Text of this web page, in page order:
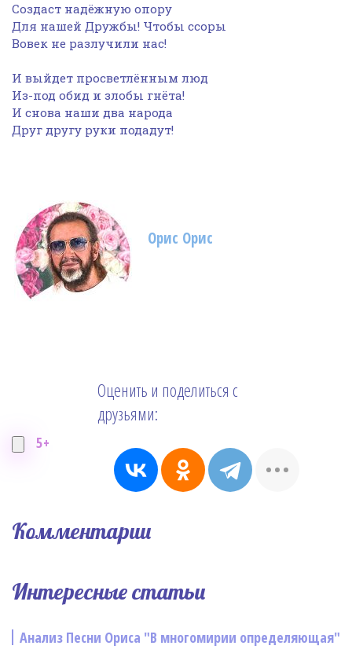
Создаст надёжную опору
Для нашей Дружбы! Чтобы ссоры
Вовек не разлучили нас!
И выйдет просветлённым люд
Из-под обид и злобы гнёта!
И снова наши два народа
Друг другу руки подадут!
Орис Орис
5+
Оценить и поделиться с
друзьями:
Комментарии
Интересные статьи
Анализ Песни Ориса "В многомирии определяющая"